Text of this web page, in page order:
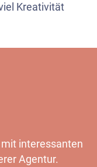
Kreativität
interessanten
Agentur.